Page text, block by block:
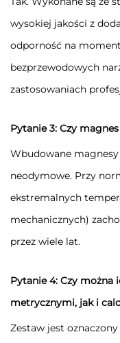
wysokiej jakości z
odporność na
bezprzewodowych
zastosowaniach
Pytanie 3: Czy
Wbudowane
neodymowe. Przy
ekstremalnych
mechanicznych)
przez wiele lat.
Pytanie 4: Czy można
metrycznymi, jak i
Zestaw jest